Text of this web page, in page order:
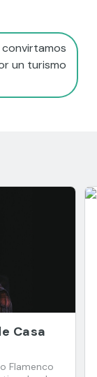
un turismo
Casa
Flamenco